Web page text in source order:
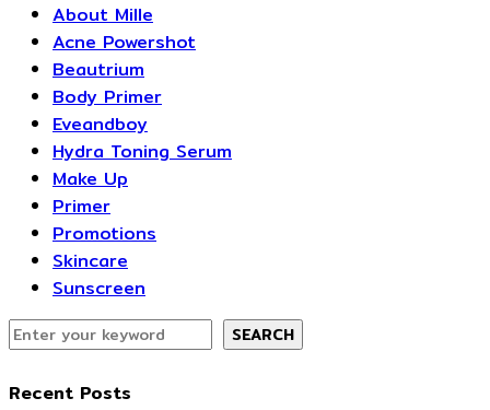
About Mille
Acne Powershot
Beautrium
Body Primer
Eveandboy
Hydra Toning Serum
Make Up
Primer
Promotions
Skincare
Sunscreen
SEARCH
Recent Posts